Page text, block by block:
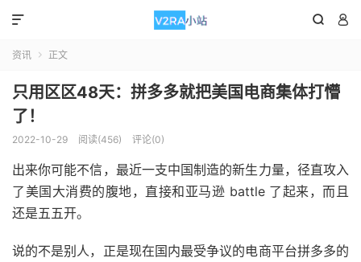
 

资讯  正文
只用区区48天：拼多多就把美国电商集体打懵
了！
2022-10-29 阅读(456) 评论(0)
出来你可能不信，最近一支中国制造的新生力量，径直攻入
了美国大消费的腹地，直接和亚马逊 battle 了起来，而且
还是五五开。
说的不是别人，正是现在国内最受争议的电商平台拼多多的